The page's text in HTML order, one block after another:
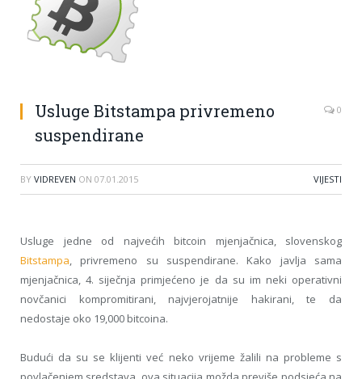
Usluge Bitstampa privremeno
suspendirane
0
BY VIDREVEN ON 07.01.2015 VIJESTI
Usluge jedne od najvećih bitcoin mjenjačnica, slovenskog
Bitstampa, privremeno su suspendirane. Kako javlja sama
mjenjačnica, 4. siječnja primjećeno je da su im neki operativni
novčanici kompromitirani, najvjerojatnije hakirani, te da
nedostaje oko 19,000 bitcoina.
Budući da su se klijenti već neko vrijeme žalili na probleme s